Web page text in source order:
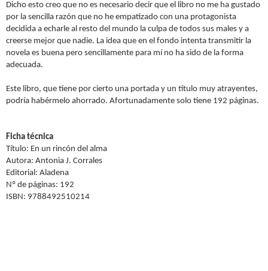
Dicho esto creo que no es necesario decir que el libro no me ha gustado
por la sencilla razón que no he empatizado con una protagonista
decidida a echarle al resto del mundo la culpa de todos sus males y a
creerse mejor que nadie. La idea que en el fondo intenta transmitir la
novela es buena pero sencillamente para mí no ha sido de la forma
adecuada.
Este libro, que tiene por cierto una portada y un título muy atrayentes,
podría habérmelo ahorrado. Afortunadamente solo tiene 192 páginas.
Ficha técnica
Título: En un rincón del alma
Autora: Antonia J. Corrales
Editorial: Aladena
Nº de páginas: 192
ISBN: 9788492510214